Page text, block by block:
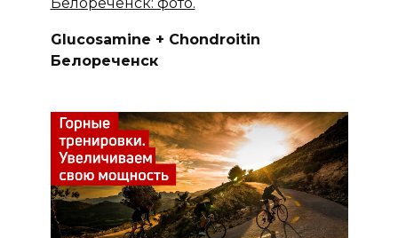
Glucosamine + Chondroitin
Белореченск